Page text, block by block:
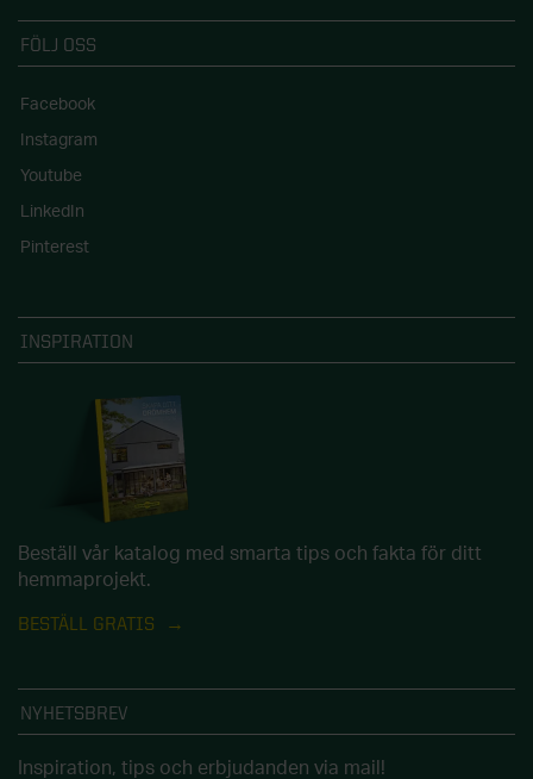
FÖLJ OSS
Facebook
Instagram
Youtube
LinkedIn
Pinterest
INSPIRATION
Beställ vår katalog med smarta tips och fakta för ditt
hemmaprojekt.
BESTÄLL GRATIS
NYHETSBREV
Inspiration, tips och erbjudanden via mail!